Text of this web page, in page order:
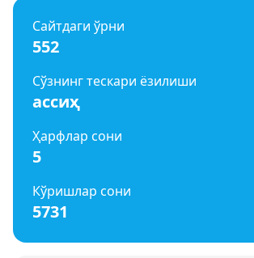
Сайтдаги ўрни
552
Сўзнинг тескари ёзилиши
ассиҳ
Ҳарфлар сони
5
Кўришлар сони
5731